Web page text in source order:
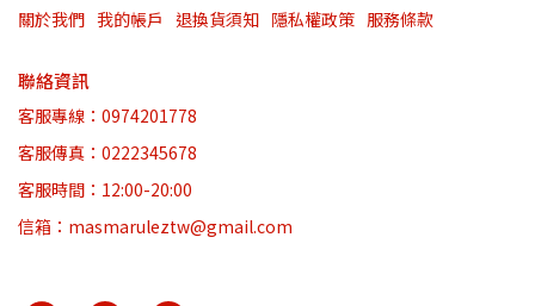
關於我們 我的帳戶 退換貨須知 隱私權政策 服務條款
聯絡資訊
客服專線：0974201778
客服傳真：0222345678
客服時間：12:00-20:00
信箱：masmaruleztw@gmail.com